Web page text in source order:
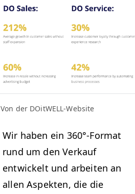
Von der DOitWELL-Website
Wir haben ein 360°-Format
rund um den Verkauf
entwick­elt und arbeit­en an
allen Aspek­ten, die die